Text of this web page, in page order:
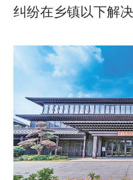
纠纷在乡镇以下解决